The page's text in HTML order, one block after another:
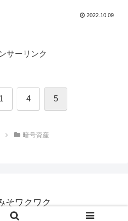
2022.10.09
サーリンク
1 4 5
暗号資産
そワクワク
みそワクワク All Rights Reserved.